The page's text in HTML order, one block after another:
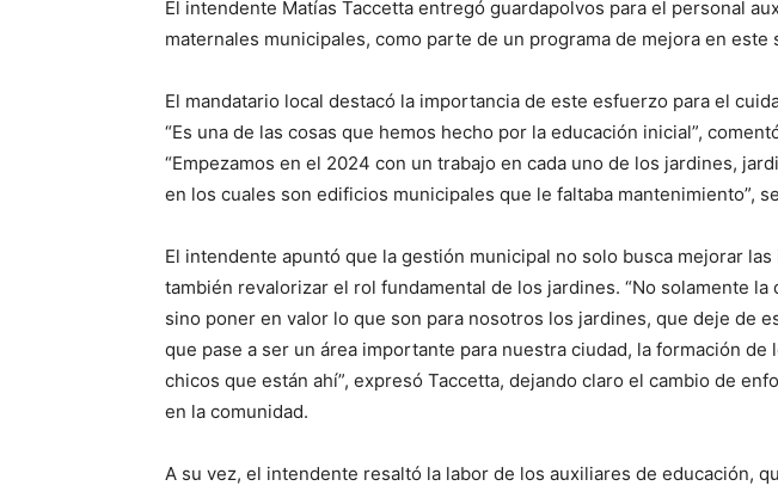
El intendente Matías Taccetta entregó guardapolvos para el personal
maternales municipales, como parte de un programa de mejora en este
El mandatario local destacó la importancia de este esfuerzo para el
“Es una de las cosas que hemos hecho por la educación inicial”,
“Empezamos en el 2024 con un trabajo en cada uno de los jardines,
en los cuales son edificios municipales que le faltaba mantenimiento”,
El intendente apuntó que la gestión municipal no solo busca mejorar
también revalorizar el rol fundamental de los jardines. “No solamente la
sino poner en valor lo que son para nosotros los jardines, que deje de
que pase a ser un área importante para nuestra ciudad, la formación de
chicos que están ahí”, expresó Taccetta, dejando claro el cambio de
en la comunidad.
A su vez, el intendente resaltó la labor de los auxiliares de educación,